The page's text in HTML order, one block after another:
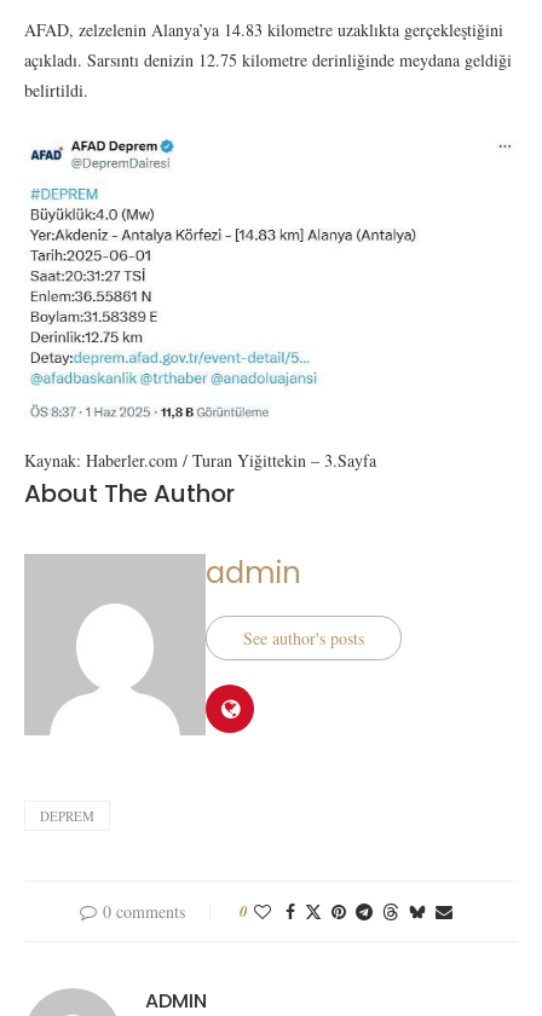
AFAD, zelzelenin Alanya’ya 14.83 kilometre uzaklıkta gerçekleştiğini
açıkladı. Sarsıntı denizin 12.75 kilometre derinliğinde meydana geldiği
belirtildi.
Kaynak: Haberler.com / Turan Yiğittekin – 3.Sayfa
About The Author
admin
See author's posts
DEPREM
0 comments 0
ADMIN